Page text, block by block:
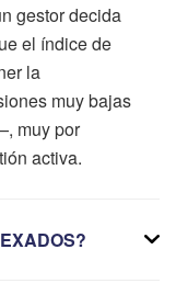
gestor decida
el índice de
la
muy bajas
muy por
activa.